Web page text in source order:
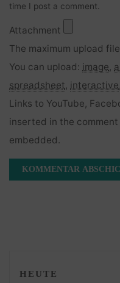
time I post a comment.
Attachment
The maximum upload
You can upload: image,
spreadsheet, interactive
Links to YouTube,
inserted in the
embedded.
HEUTE